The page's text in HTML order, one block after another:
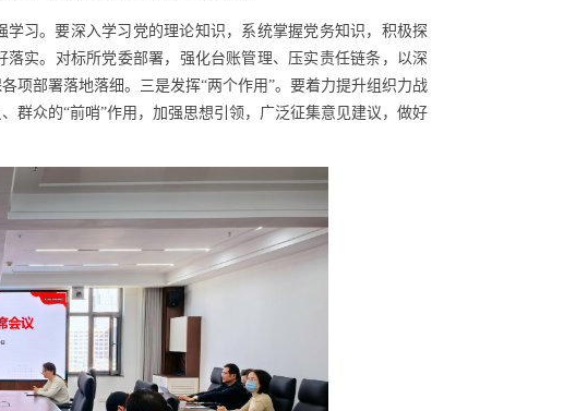
习。要深入学习党的理论知识，系统掌握党务知识，积极探
实。对标所党委部署，强化台账管理、压实责任链条，以深
项部署落地落细。三是发挥“两个作用”。要着力提升组织力战
群众的“前哨”作用，加强思想引领，广泛征集意见建议，做好